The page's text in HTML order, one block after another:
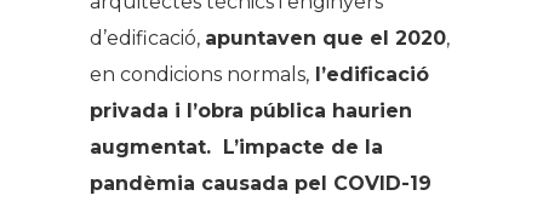
d’edificació, apuntaven que el 2020,
en condicions normals, l’edificació
privada i l’obra pública haurien
augmentat. L’impacte de la
pandèmia causada pel COVID-19